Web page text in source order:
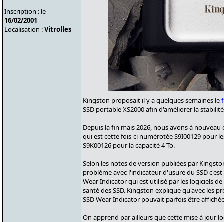
Inscription : le
16/02/2001
Localisation :Vitrolles
Kingston proposait il y a quelques semaines le
SSD portable XS2000 afin d'améliorer la
Depuis la fin mais 2026, nous avons à
qui est cette fois-ci numérotée S9I00129 pour
S9K00126 pour la capacité 4 To.
Selon les notes de version publiées par
problème avec l'indicateur d'usure du SSD
Wear Indicator qui est utilisé par les logiciels
santé des SSD. Kingston explique qu'avec les
SSD Wear Indicator pouvait parfois être
On apprend par ailleurs que cette mise à jour